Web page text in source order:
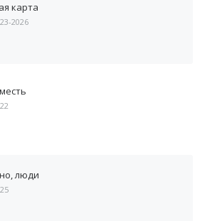
карта
2026
люди